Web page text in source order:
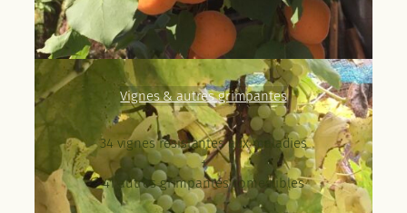
Vignes & autres grimpantes
34 vignes résistantes aux maladies
+
41 autres grimpantes comestibles